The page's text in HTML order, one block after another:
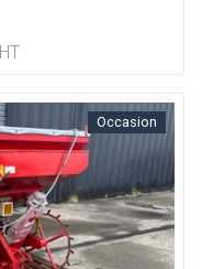
HT
Occasion